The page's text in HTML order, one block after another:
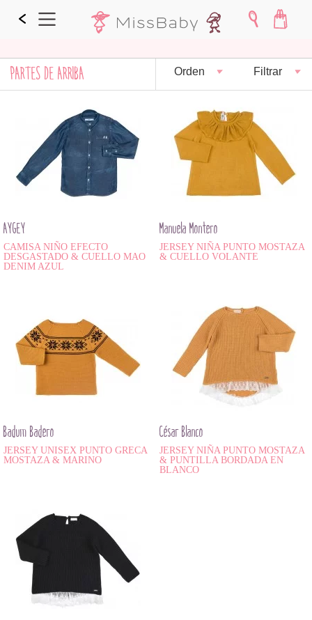
PARTES DE ARRIBA Orden Filtrar
AYGEY
CAMISA NIÑO EFECTO
DESGASTADO & CUELLO MAO
DENIM AZUL
Manuela Montero
JERSEY NIÑA PUNTO MOSTAZA
& CUELLO VOLANTE
Badum Badero
JERSEY UNISEX PUNTO GRECA
MOSTAZA & MARINO
César Blanco
JERSEY NIÑA PUNTO MOSTAZA
& PUNTILLA BORDADA EN
BLANCO